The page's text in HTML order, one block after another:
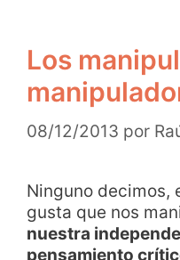
Los
08/12/2013 por
Ninguno decimos,
gusta que nos
nuestra
pensamiento